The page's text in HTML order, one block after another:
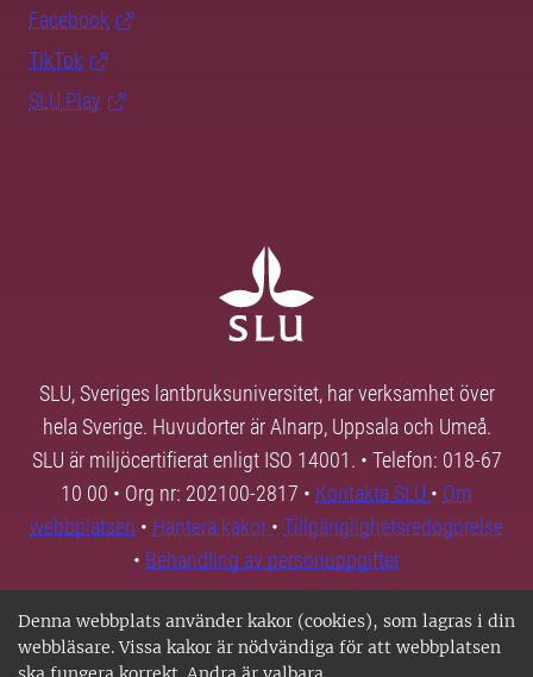
Denna webbplats använder kakor (cookies), som lagras i din
webbläsare. Vissa kakor är nödvändiga för att webbplatsen
Facebook
TikTok
SLU Play
SLU, Sveriges lantbruksuniversitet, har verksamhet över
hela Sverige. Huvudorter är Alnarp, Uppsala och Umeå.
SLU är miljöcertifierat enligt ISO 14001. • Telefon: 018-67
10 00 • Org nr: 202100-2817 • Kontakta SLU • Om
webbplatsen • Hantera kakor • Tillgänglighetsredogörelse
• Behandling av personuppgifter